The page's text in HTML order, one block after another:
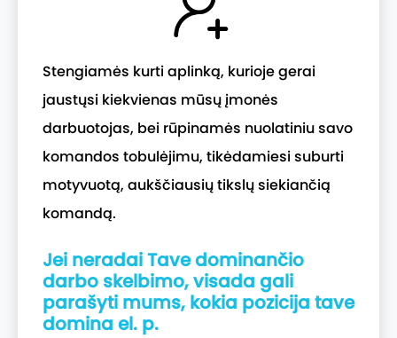
Stengiamės kurti aplinką, kurioje gerai
jaustųsi kiekvienas mūsų įmonės
darbuotojas, bei rūpinamės nuolatiniu savo
komandos tobulėjimu, tikėdamiesi suburti
motyvuotą, aukščiausių tikslų siekiančią
komandą.
Jei neradai Tave dominančio
darbo skelbimo, visada gali
parašyti mums, kokia pozicija tave
domina el. p.